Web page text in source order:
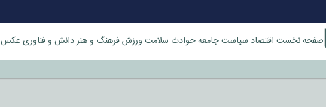
صفحه نخست اقتصاد سیاستجامعهحوادث سلامت ورزشفرهنگ و هنردانش و فناوری عکس